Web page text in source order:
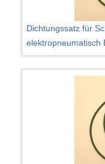
Dichtungssatz für
elektropneumatisch